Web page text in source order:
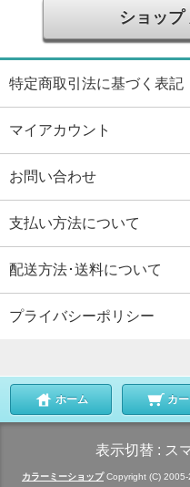
ショッ
特定商取引法に基づく表記
マイアカウント
お問い合わせ
支払い方法について
配送方法･送料について
プライバシーポリシー
ホーム カ
表示切替 : ス
カラーミーショップCopyright (C) 2005-